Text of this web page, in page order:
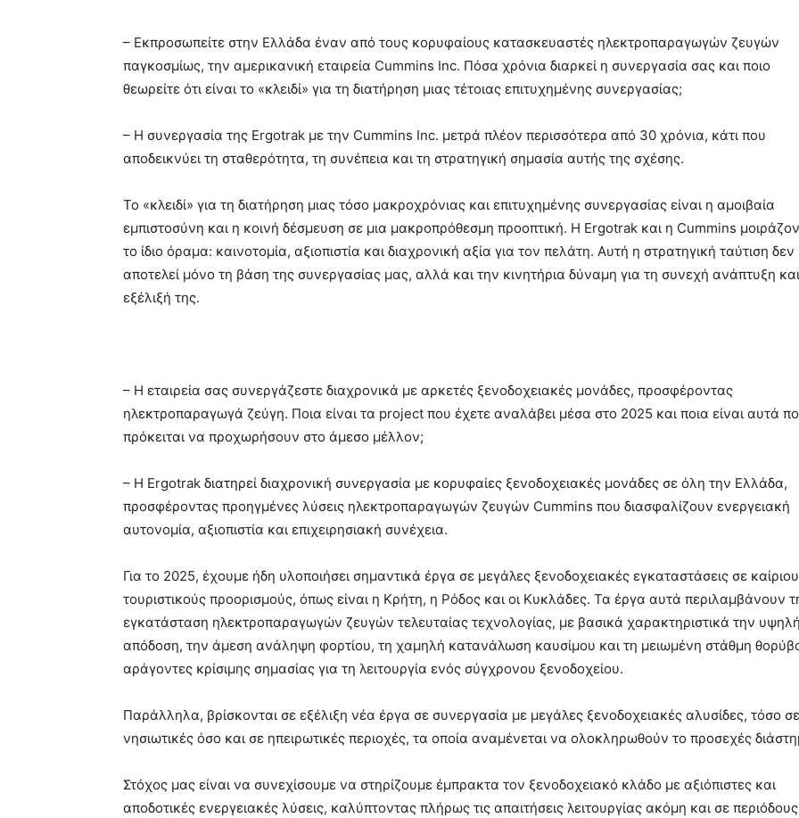
– Εκπροσωπείτε στην Ελλάδα έναν από τους κορυφαίους κατασκευαστές ηλεκτροπαραγωγών ζευγών
παγκοσμίως, την αμερικανική εταιρεία Cummins Inc. Πόσα χρόνια διαρκεί η συνεργασία σας και ποιο
θεωρείτε ότι είναι το «κλειδί» για τη διατήρηση μιας τέτοιας επιτυχημένης συνεργασίας;
– Η συνεργασία της Ergotrak με την Cummins Inc. μετρά πλέον περισσότερα από 30 χρόνια, κάτι που
αποδεικνύει τη σταθερότητα, τη συνέπεια και τη στρατηγική σημασία αυτής της σχέσης.
Το «κλειδί» για τη διατήρηση μιας τόσο μακροχρόνιας και επιτυχημένης συνεργασίας είναι η αμοιβαία
εμπιστοσύνη και η κοινή δέσμευση σε μια μακροπρόθεσμη προοπτική. Η Ergotrak και η Cummins
το ίδιο όραμα: καινοτομία, αξιοπιστία και διαχρονική αξία για τον πελάτη. Αυτή η στρατηγική ταύτιση δεν
αποτελεί μόνο τη βάση της συνεργασίας μας, αλλά και την κινητήρια δύναμη για τη συνεχή ανάπτυξη και
εξέλιξή της.
– Η εταιρεία σας συνεργάζεστε διαχρονικά με αρκετές ξενοδοχειακές μονάδες, προσφέροντας
ηλεκτροπαραγωγά ζεύγη. Ποια είναι τα project που έχετε αναλάβει μέσα στο 2025 και ποια είναι αυτά
πρόκειται να προχωρήσουν στο άμεσο μέλλον;
– Η Ergotrak διατηρεί διαχρονική συνεργασία με κορυφαίες ξενοδοχειακές μονάδες σε όλη την Ελλάδα,
προσφέροντας προηγμένες λύσεις ηλεκτροπαραγωγών ζευγών Cummins που διασφαλίζουν ενεργειακή
αυτονομία, αξιοπιστία και επιχειρησιακή συνέχεια.
Για το 2025, έχουμε ήδη υλοποιήσει σημαντικά έργα σε μεγάλες ξενοδοχειακές εγκαταστάσεις σε
τουριστικούς προορισμούς, όπως είναι η Κρήτη, η Ρόδος και οι Κυκλάδες. Τα έργα αυτά περιλαμβάνουν
εγκατάσταση ηλεκτροπαραγωγών ζευγών τελευταίας τεχνολογίας, με βασικά χαρακτηριστικά την υψηλή
απόδοση, την άμεση ανάληψη φορτίου, τη χαμηλή κατανάλωση καυσίμου και τη μειωμένη στάθμη
αράγοντες κρίσιμης σημασίας για τη λειτουργία ενός σύγχρονου ξενοδοχείου.
Παράλληλα, βρίσκονται σε εξέλιξη νέα έργα σε συνεργασία με μεγάλες ξενοδοχειακές αλυσίδες, τόσο σε
νησιωτικές όσο και σε ηπειρωτικές περιοχές, τα οποία αναμένεται να ολοκληρωθούν το προσεχές
Στόχος μας είναι να συνεχίσουμε να στηρίζουμε έμπρακτα τον ξενοδοχειακό κλάδο με αξιόπιστες και
αποδοτικές ενεργειακές λύσεις, καλύπτοντας πλήρως τις απαιτήσεις λειτουργίας ακόμη και σε περιόδους